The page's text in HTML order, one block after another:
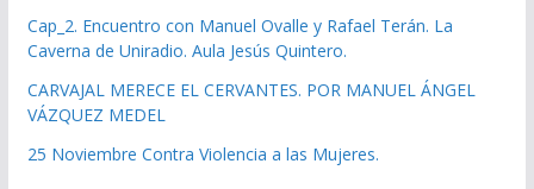
Cap_2. Encuentro con Manuel Ovalle y Rafael Terán. La
Caverna de Uniradio. Aula Jesús Quintero.
CARVAJAL MERECE EL CERVANTES. POR MANUEL ÁNGEL
VÁZQUEZ MEDEL
25 Noviembre Contra Violencia a las Mujeres.